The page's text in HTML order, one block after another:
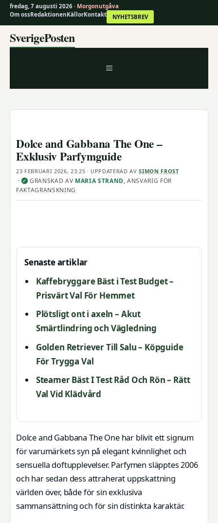
fredag, 7 augusti 2026 · Morgonutgåva
Om ossRedaktionenKällorKontakt NYHETSBREV
SverigePosten
MENY
Dolce and Gabbana The One –
Exklusiv Parfymguide
23 FEBRUARI 2026, 23:25 · UPPDATERADAVSIMON FROST
· ✓ GRANSKAD AV MARIA STRAND, ANSVARIG FÖR
FAKTAGRANSKNING
Senaste artiklar
Kaffebryggare Bäst i Test Budget –
Prisvärt Val För Hemmet
Plötsligt ont i axeln – Akut
Smärtlindring och Vägledning
Golden Retriever Till Salu – Köpguide
För Trygga Val
Steamer Bäst I Test Råd Och Rön – Rätt
Val Vid Klädvård
Dolce and Gabbana The One har blivit ett signum
för varumärkets syn på elegant kvinnlighet och
sensuella doftupplevelser. Parfymen släpptes 2006
och har sedan dess attraherat uppskattning
världen över, både för sin exklusiva
sammansättning och för sin distinkta karaktär.